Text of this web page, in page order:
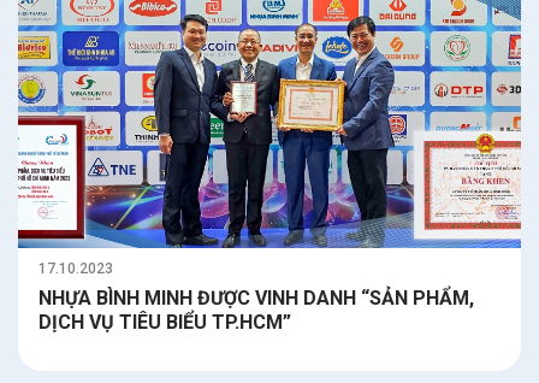
17.10.2023
NHỰA BÌNH MINH ĐƯỢC VINH DANH “SẢN PHẨM,
DỊCH VỤ TIÊU BIỂU TP.HCM”